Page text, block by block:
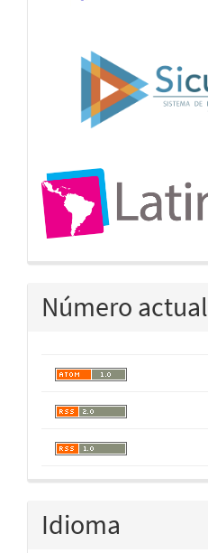
Número actual
Idioma